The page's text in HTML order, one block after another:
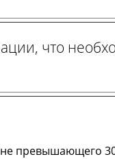
что
не превышающего